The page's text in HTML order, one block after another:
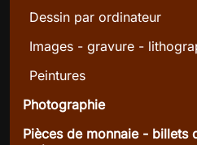
Dessin par ordinateur
Images - gravure -
Peintures
Photographie
Pièces de monnaie - billets